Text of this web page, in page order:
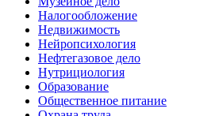
Налогообложение
Недвижимость
Нейропсихология
Нефтегазовое дело
Нутрициология
Образование
Общественное питание